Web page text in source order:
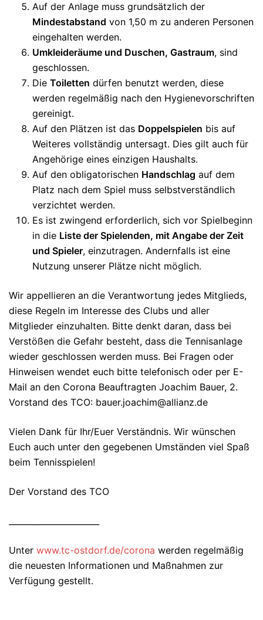
Auf der Anlage muss grundsätzlich der
Mindestabstand von 1,50 m zu anderen Personen
eingehalten werden.
Umkleideräume und Duschen, Gastraum, sind
geschlossen.
Die Toiletten dürfen benutzt werden, diese
werden regelmäßig nach den Hygienevorschriften
gereinigt.
Auf den Plätzen ist das Doppelspielen bis auf
Weiteres vollständig untersagt. Dies gilt auch für
Angehörige eines einzigen Haushalts.
Auf den obligatorischen Handschlag auf dem
Platz nach dem Spiel muss selbstverständlich
verzichtet werden.
Es ist zwingend erforderlich, sich vor Spielbeginn
in die Liste der Spielenden, mit Angabe der Zeit
und Spieler, einzutragen. Andernfalls ist eine
Nutzung unserer Plätze nicht möglich.
Wir appellieren an die Verantwortung jedes Mitglieds,
diese Regeln im Interesse des Clubs und aller
Mitglieder einzuhalten. Bitte denkt daran, dass bei
Verstößen die Gefahr besteht, dass die Tennisanlage
wieder geschlossen werden muss. Bei Fragen oder
Hinweisen wendet euch bitte telefonisch oder per E-
Mail an den Corona Beauftragten Joachim Bauer, 2.
Vorstand des TCO: bauer.joachim@allianz.de
Vielen Dank für Ihr/Euer Verständnis. Wir wünschen
Euch auch unter den gegebenen Umständen viel Spaß
beim Tennisspielen!
Der Vorstand des TCO
Unter www.tc-ostdorf.de/corona werden regelmäßig
die neuesten Informationen und Maßnahmen zur
Verfügung gestellt.